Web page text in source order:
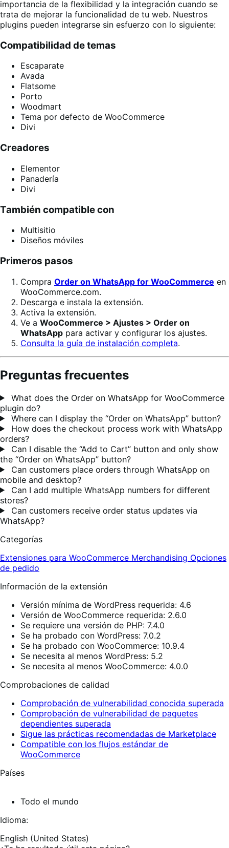
importancia de la flexibilidad y la integración cuando se
trata de mejorar la funcionalidad de tu web. Nuestros
plugins pueden integrarse sin esfuerzo con lo siguiente:
Compatibilidad de temas
Escaparate
Avada
Flatsome
Porto
Woodmart
Tema por defecto de WooCommerce
Divi
Creadores
Elementor
Panadería
Divi
También compatible con
Multisitio
Diseños móviles
Primeros pasos
Compra Order on WhatsApp for WooCommerce en
WooCommerce.com.
Descarga e instala la extensión.
Activa la extensión.
Ve a WooCommerce > Ajustes > Order on
WhatsApp para activar y configurar los ajustes.
Consulta la guía de instalación completa.
Preguntas frecuentes
What does the Order on WhatsApp for WooCommerce
plugin do?
Where can I display the “Order on WhatsApp” button?
How does the checkout process work with WhatsApp
orders?
Can I disable the “Add to Cart” button and only show
the “Order on WhatsApp” button?
Can customers place orders through WhatsApp on
mobile and desktop?
Can I add multiple WhatsApp numbers for different
stores?
Can customers receive order status updates via
WhatsApp?
Categorías
Extensiones para WooCommerce Merchandising Opciones
de pedido
Información de la extensión
Versión mínima de WordPress requerida: 4.6
Versión de WooCommerce requerida: 2.6.0
Se requiere una versión de PHP: 7.4.0
Se ha probado con WordPress: 7.0.2
Se ha probado con WooCommerce: 10.9.4
Se necesita al menos WordPress: 5.2
Se necesita al menos WooCommerce: 4.0.0
Comprobaciones de calidad
Comprobación de vulnerabilidad conocida superada
Comprobación de vulnerabilidad de paquetes
dependientes superada
Sigue las prácticas recomendadas de Marketplace
Compatible con los flujos estándar de
WooCommerce
Países
Todo el mundo
Idioma:
English (United States)